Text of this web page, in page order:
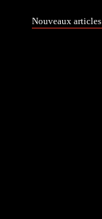
Nouveaux articles